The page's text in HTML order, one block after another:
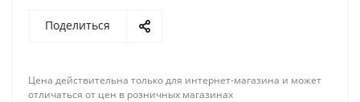
Поделиться
Цена действительна только для интернет-магазина и может
отличаться от цен в розничных магазинах